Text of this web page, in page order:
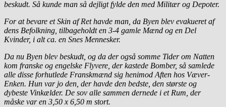
beskudt. Så kunde man så dejligt fylde den med Militær og Depoter.
For at bevare et Skin af Ret havde man, da Byen blev evakueret af
dens Befolkning, tilbageholdt en 3-4 gamle Mænd og en Del
Kvinder, i alt ca. en Snes Mennesker.
Da nu Byen blev beskudt, og da der også somme Tider om Natten
kom franske og engelske Flyvere, der kastede Bomber, så samlede
alle disse forhutlede Franskmænd sig henimod Aften hos Væver-
Enken. Hun var jo den, der havde den bedste, den største og
dybeste Vinkælder. De sov alle sammen dernede i et Rum, der
måske var en 3,50 x 6,50 m stort.